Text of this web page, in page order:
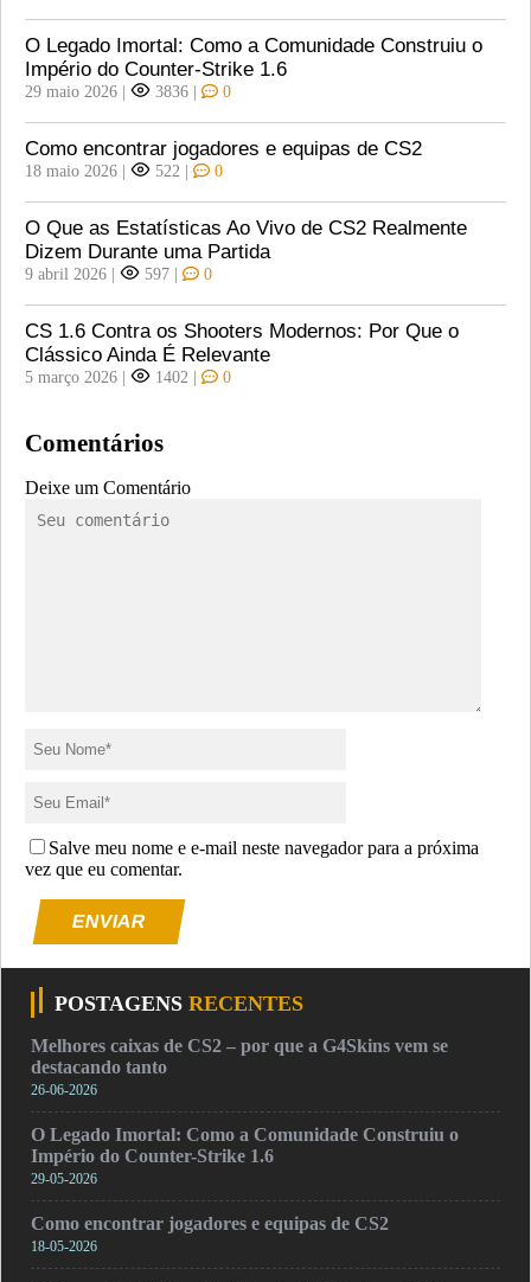
O Legado Imortal: Como a Comunidade Construiu o
Império do Counter-Strike 1.6
29 maio 2026 | 3836 | 0
Como encontrar jogadores e equipas de CS2
18 maio 2026 | 522 | 0
O Que as Estatísticas Ao Vivo de CS2 Realmente
Dizem Durante uma Partida
9 abril 2026 | 597 | 0
CS 1.6 Contra os Shooters Modernos: Por Que o
Clássico Ainda É Relevante
5 março 2026 | 1402 | 0
Comentários
Deixe um Comentário
Salve meu nome e e-mail neste navegador para a próxima
vez que eu comentar.
ENVIAR
POSTAGENS RECENTES
Melhores caixas de CS2 – por que a G4Skins vem se
destacando tanto
26-06-2026
O Legado Imortal: Como a Comunidade Construiu o
Império do Counter-Strike 1.6
29-05-2026
Como encontrar jogadores e equipas de CS2
18-05-2026